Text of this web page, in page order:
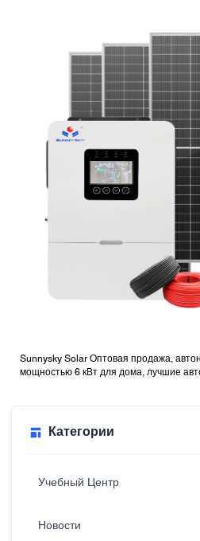
Sunnysky Solar Оптовая продажа,
мощностью 6 кВт для дома, лучшие
Категории
Учебный Центр
Новости